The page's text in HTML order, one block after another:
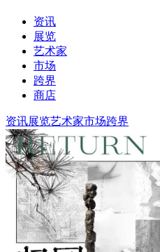
资讯
展览
艺术家
市场
跨界
商店
资讯展览艺术家市场跨界